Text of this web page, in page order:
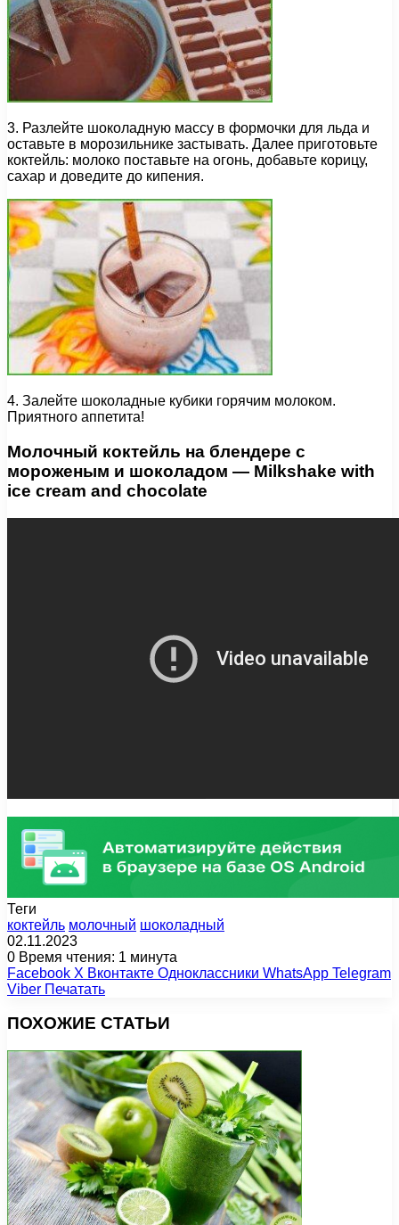
3. Разлейте шоколадную массу в формочки для льда и
оставьте в морозильнике застывать. Далее приготовьте
коктейль: молоко поставьте на огонь, добавьте корицу,
сахар и доведите до кипения.
4. Залейте шоколадные кубики горячим молоком.
Приятного аппетита!
Молочный коктейль на блендере с
мороженым и шоколадом — Milkshake with
ice cream and chocolate
Теги
коктейль молочный шоколадный
02.11.2023
0 Время чтения: 1 минута
Facebook X Вконтакте Одноклассники WhatsApp Telegram
Viber Печатать
ПОХОЖИЕ СТАТЬИ